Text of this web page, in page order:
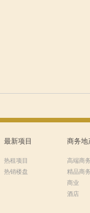
最新项目
热租项目
热销楼盘
商务地
高端商
精品商
商业
酒店